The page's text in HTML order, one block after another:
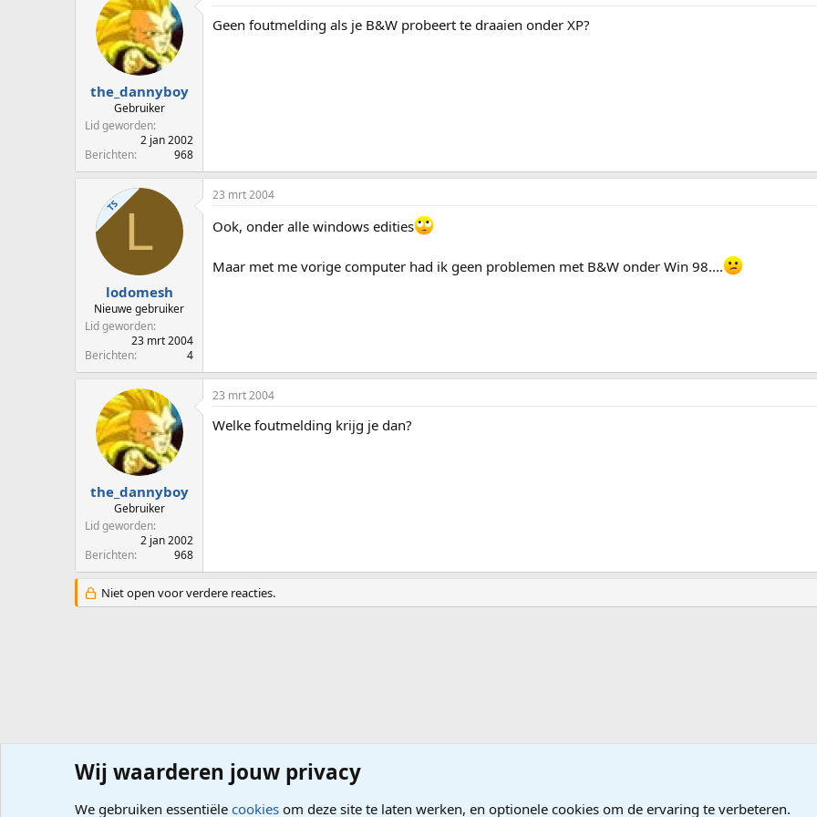
the_dannyboy
Gebruiker
Lid geworden
2 jan 2002
Berichten
968
Geen foutmelding als je B&W probeert te draaien onder XP?
TS L
lodomesh
Nieuwe gebruiker
Lid geworden
23 mrt 2004
Berichten
4
23 mrt 2004
Ook, onder alle windows edities
Maar met me vorige computer had ik geen problemen met B&W onder Win 98....
the_dannyboy
Gebruiker
Lid geworden
2 jan 2002
Berichten
968
23 mrt 2004
Welke foutmelding krijg je dan?
Niet open voor verdere reacties.
Forums Computerproblemen Software Internet, Games
Wij waarderen jouw privacy
We gebruiken essentiële cookies om deze site te laten werken, en optionele cookies om de ervaring te verbeteren.